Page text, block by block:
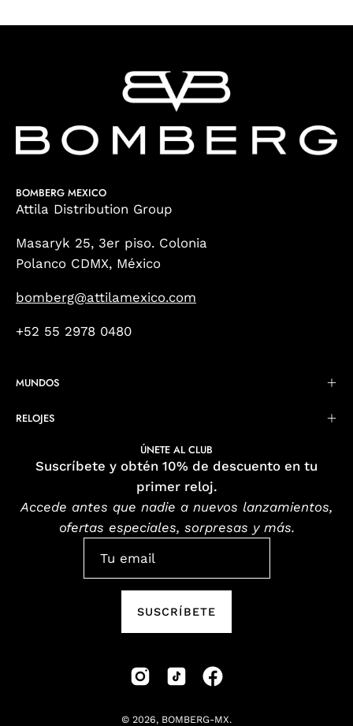
BOMBERG MEXICO
Attila Distribution Group
Masaryk 25, 3er piso. Colonia
Polanco CDMX, México
bomberg@attilamexico.com
+52 55 2978 0480
MUNDOS
RELOJES
ÚNETE AL CLUB
Suscríbete y obtén 10% de descuento en tu
primer reloj.
Accede antes que nadie a nuevos lanzamientos,
ofertas especiales, sorpresas y más.
SUSCRÍBETE
© 2026, BOMBERG-MX.